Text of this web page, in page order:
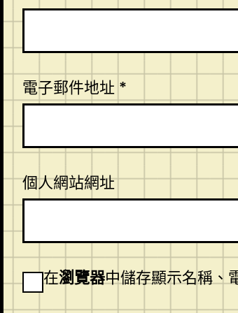
電子郵件地址 *
個人網站網址
在瀏覽器中儲存顯示名稱、